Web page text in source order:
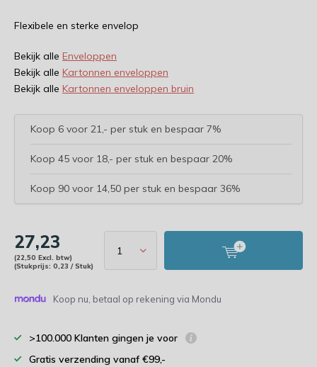
Flexibele en sterke envelop
Bekijk alle Enveloppen
Bekijk alle Kartonnen enveloppen
Bekijk alle Kartonnen enveloppen bruin
Koop 6 voor 21,- per stuk en bespaar 7%
Koop 45 voor 18,- per stuk en bespaar 20%
Koop 90 voor 14,50 per stuk en bespaar 36%
27,23
(22,50 Excl. btw)
(Stukprijs: 0,23 / Stuk)
Koop nu, betaal op rekening via Mondu
>100.000 Klanten gingen je voor
Gratis verzending vanaf €99,-